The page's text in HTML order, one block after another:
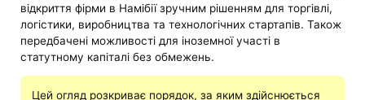
відкриття фірми в Намібії зручним рішенням для торгівлі,
логістики, виробництва та технологічних стартапів. Також
передбачені можливості для іноземної участі в
статутному капіталі без обмежень.
Цей огляд розкриває порядок, за яким здійснюється